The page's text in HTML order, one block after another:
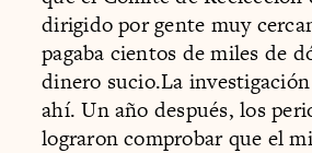
dirigido por gente muy
pagaba cientos de miles de
dinero sucio.La
ahí. Un año después, los
lograron comprobar que el